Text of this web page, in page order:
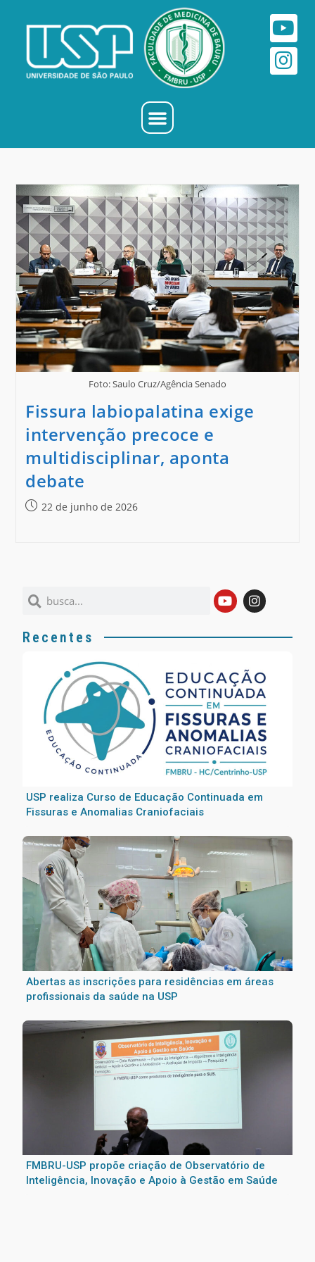
Foto: Saulo Cruz/Agência Senado
Fissura labiopalatina exige
intervenção precoce e
multidisciplinar, aponta
debate
22 de junho de 2026
Recentes
USP realiza Curso de Educação Continuada em
Fissuras e Anomalias Craniofaciais
Abertas as inscrições para residências em áreas
profissionais da saúde na USP
FMBRU-USP propõe criação de Observatório de
Inteligência, Inovação e Apoio à Gestão em Saúde